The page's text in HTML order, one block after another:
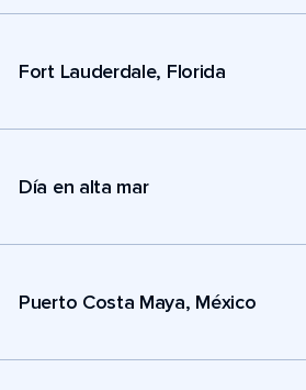
Fort Lauderdale, Florida
Día en alta mar
Puerto Costa Maya, México